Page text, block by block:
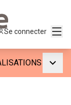
Se connecter